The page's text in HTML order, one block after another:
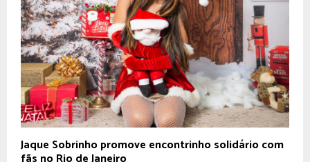
Jaque Sobrinho promove encontrinho solidário com